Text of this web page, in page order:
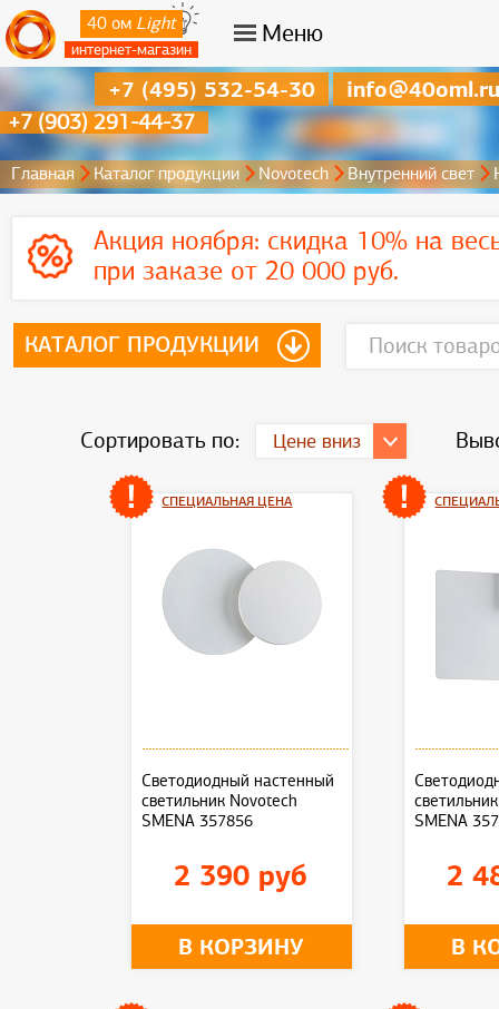
40 ом Light
интернет-магазин
Меню
+7 (903) 291-44-37
+7 (495) 532-54-30 info@40oml.ru
Главная Каталог продукции Novotech Внутренний свет
Акция ноября: скидка 10% на
при заказе от 20 000 руб.
КАТАЛОГ ПРОДУКЦИИ
Сортировать по: Цене вниз
СПЕЦИАЛЬНАЯ ЦЕНА
Светодиодный настенный
светильник Novotech
SMENA 357856
2 390 руб
В КОРЗИНУ
SMENA
2
В